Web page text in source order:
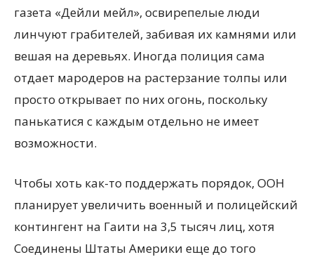
газета «Дейли мейл», освирепелые люди
линчуют грабителей, забивая их камнями или
вешая на деревьях. Иногда полиция сама
отдает мародеров на растерзание толпы или
просто открывает по них огонь, поскольку
панькатися с каждым отдельно не имеет
возможности.
Чтобы хоть как-то поддержать порядок, ООН
планирует увеличить военный и полицейский
контингент на Гаити на 3,5 тысяч лиц, хотя
Соединены Штаты Америки еще до того